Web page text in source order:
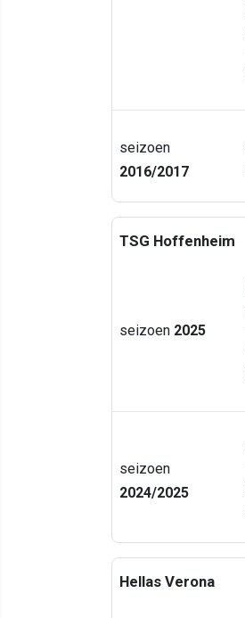
seizoen
2016/2017
TSG Hoffenheim
seizoen 2025
seizoen
2024/2025
Hellas Verona